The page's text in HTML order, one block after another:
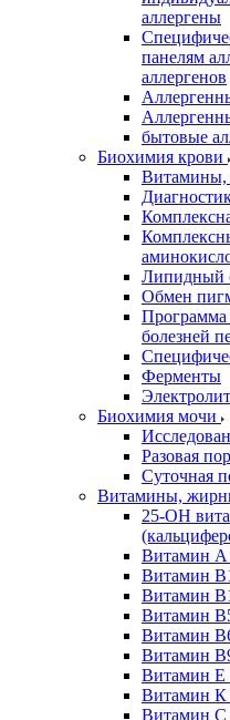
аллергены
панелям
аллергенов
бытовые
Биохимия крови
Витамины,
Липидный
Обмен
Программа
болезней
Ферменты
Биохимия мочи
Разовая
Суточная
Витамины,
25-OH
Витамин А
Витамин
Витамин
Витамин
Витамин
Витамин
Витамин Е
Витамин К
Витамин С